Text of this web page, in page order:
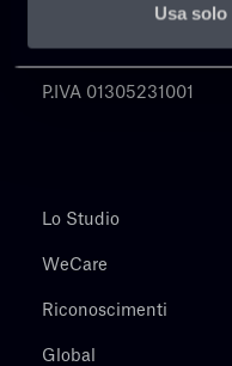
Usa
Chiomenti
P.IVA 01305231001
Lo Studio
WeCare
Riconoscimenti
Global